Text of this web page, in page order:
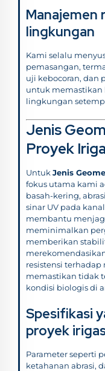
Manajemen
lingkungan
Kami selalu
pemasangan,
uji kebocoran, dan
untuk memastikan
lingkungan
Jenis
Proyek
Untuk Jenis
fokus utama kami
basah-kering,
sinar UV pada
membantu
meminimalkan
memberikan
resistensi
memastikan tidak
kondisi biologis di
Spesifikasi
proyek
Parameter seperti
ketahanan abrasi,